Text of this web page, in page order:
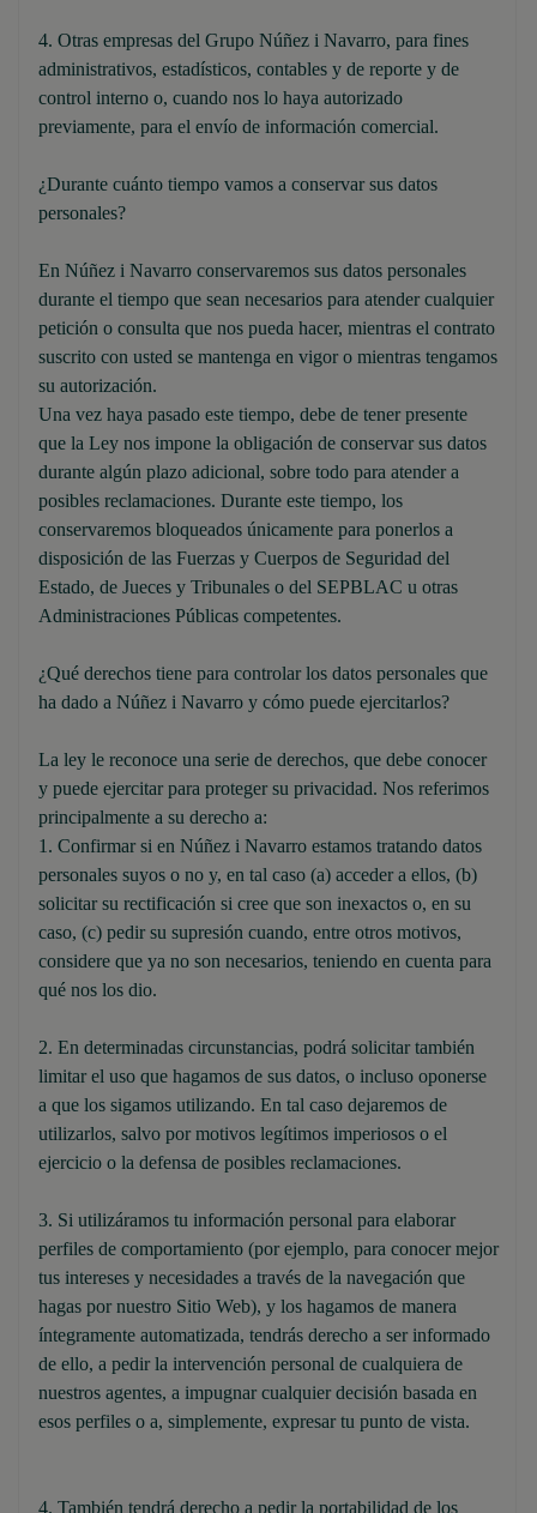
4. Otras empresas del Grupo Núñez i Navarro, para fines
administrativos, estadísticos, contables y de reporte y de
control interno o, cuando nos lo haya autorizado
previamente, para el envío de información comercial.
¿Durante cuánto tiempo vamos a conservar sus datos
personales?
En Núñez i Navarro conservaremos sus datos personales
durante el tiempo que sean necesarios para atender cualquier
petición o consulta que nos pueda hacer, mientras el contrato
suscrito con usted se mantenga en vigor o mientras tengamos
su autorización.
Una vez haya pasado este tiempo, debe de tener presente
que la Ley nos impone la obligación de conservar sus datos
durante algún plazo adicional, sobre todo para atender a
posibles reclamaciones. Durante este tiempo, los
conservaremos bloqueados únicamente para ponerlos a
disposición de las Fuerzas y Cuerpos de Seguridad del
Estado, de Jueces y Tribunales o del SEPBLAC u otras
Administraciones Públicas competentes.
¿Qué derechos tiene para controlar los datos personales que
ha dado a Núñez i Navarro y cómo puede ejercitarlos?
La ley le reconoce una serie de derechos, que debe conocer
y puede ejercitar para proteger su privacidad. Nos referimos
principalmente a su derecho a:
1. Confirmar si en Núñez i Navarro estamos tratando datos
personales suyos o no y, en tal caso (a) acceder a ellos, (b)
solicitar su rectificación si cree que son inexactos o, en su
caso, (c) pedir su supresión cuando, entre otros motivos,
considere que ya no son necesarios, teniendo en cuenta para
qué nos los dio.
2. En determinadas circunstancias, podrá solicitar también
limitar el uso que hagamos de sus datos, o incluso oponerse
a que los sigamos utilizando. En tal caso dejaremos de
utilizarlos, salvo por motivos legítimos imperiosos o el
ejercicio o la defensa de posibles reclamaciones.
3. Si utilizáramos tu información personal para elaborar
perfiles de comportamiento (por ejemplo, para conocer mejor
tus intereses y necesidades a través de la navegación que
hagas por nuestro Sitio Web), y los hagamos de manera
íntegramente automatizada, tendrás derecho a ser informado
de ello, a pedir la intervención personal de cualquiera de
nuestros agentes, a impugnar cualquier decisión basada en
esos perfiles o a, simplemente, expresar tu punto de vista.
4. También tendrá derecho a pedir la portabilidad de los